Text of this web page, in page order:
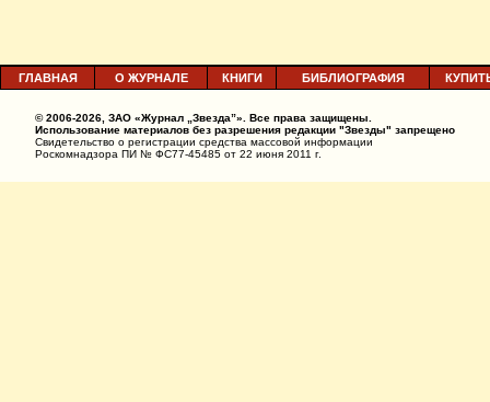
ГЛАВНАЯ О ЖУРНАЛЕ КНИГИ БИБЛИОГРАФИЯ
© 2006-2026, ЗАО «Журнал „Звезда”». Все права защищены.
Использование материалов без разрешения редакции "Звезды" запрещено
Свидетельство о регистрации средства массовой информации
Роскомнадзора ПИ № ФС77-45485 от 22 июня 2011 г.